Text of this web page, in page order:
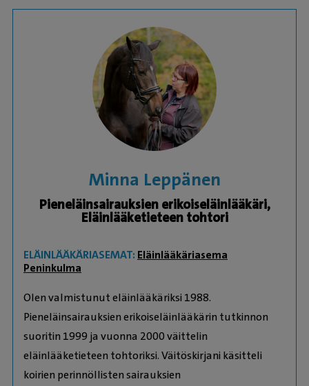
Minna Leppänen
Pieneläinsairauksien erikoiseläinlääkäri,
Eläinlääketieteen tohtori
ELÄINLÄÄKÄRIASEMAT: Eläinlääkäriasema
Peninkulma
Olen valmistunut eläinlääkäriksi 1988.
Pieneläinsairauksien erikoiseläinlääkärin tutkinnon
suoritin 1999 ja vuonna 2000 väittelin
eläinlääketieteen tohtoriksi. Väitöskirjani käsitteli
koirien perinnöllisten sairauksien